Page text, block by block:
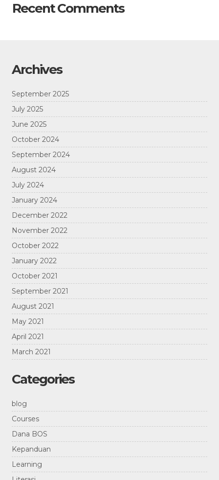
Recent Comments
Archives
September 2025
July 2025
June 2025
October 2024
September 2024
August 2024
July 2024
January 2024
December 2022
November 2022
October 2022
January 2022
October 2021
September 2021
August 2021
May 2021
April 2021
March 2021
Categories
blog
Courses
Dana BOS
Kepanduan
Learning